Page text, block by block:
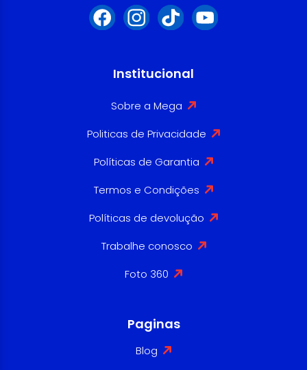
Institucional
Sobre a Mega
Politicas de Privacidade
Políticas de Garantia
Termos e Condições
Políticas de devolução
Trabalhe conosco
Foto 360
Paginas
Blog